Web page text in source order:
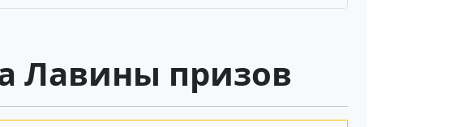
Лавины призов